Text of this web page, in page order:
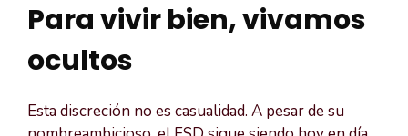
Para vivir bien, vivamos
ocultos
Esta discreción no es casualidad. A pesar de su